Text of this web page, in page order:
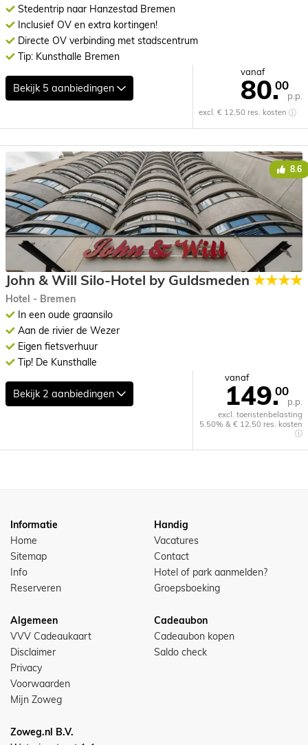
Stedentrip naar Hanzestad Bremen
Inclusief OV en extra kortingen!
Directe OV verbinding met stadscentrum
Tip: Kunsthalle Bremen
vanaf
80.00
p.p.
excl. € 12,50 res. kosten
Bekijk 5 aanbiedingen
8.6
John & Will Silo-Hotel by Guldsmeden ★★★★
Hotel - Bremen
In een oude graansilo
Aan de rivier de Wezer
Eigen fietsverhuur
Tip! De Kunsthalle
vanaf
149.00
p.p.
excl. toeristenbelasting
5.50% & € 12,50 res. kosten
Bekijk 2 aanbiedingen
Informatie
Home
Sitemap
Info
Reserveren
Handig
Vacatures
Contact
Hotel of park aanmelden?
Groepsboeking
Algemeen
VVV Cadeaukaart
Disclaimer
Privacy
Voorwaarden
Mijn Zoweg
Cadeaubon
Cadeaubon kopen
Saldo check
Zoweg.nl B.V.